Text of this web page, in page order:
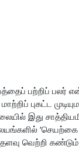
பற்றிப் பலர்
புகட்ட
இது
‘செயற்கை
வெற்றி